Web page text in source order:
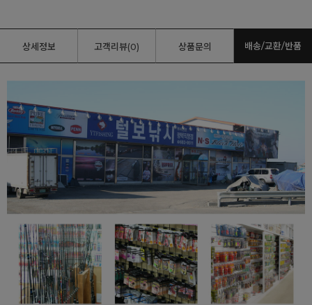
상세정보 고객리뷰(0) 상품문의 배송/교환/반품